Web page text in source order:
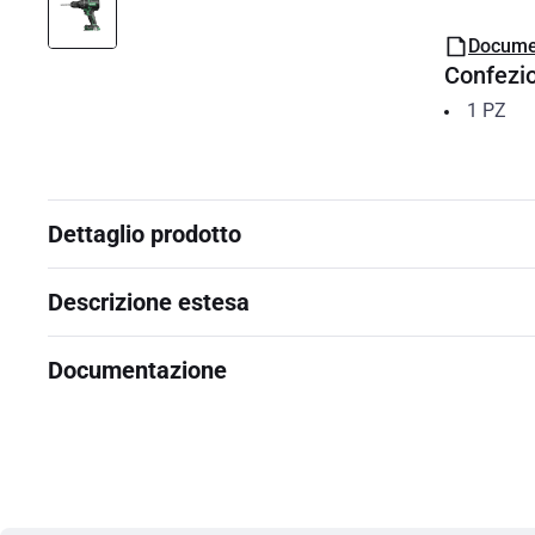
1 PZ
Dettaglio prodotto
Descrizione estesa
Documentazione